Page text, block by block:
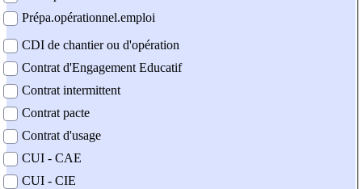
Prépa.opérationnel.emploi
CDI de chantier ou d'opération
Contrat d'Engagement Educatif
Contrat intermittent
Contrat pacte
Contrat d'usage
CUI - CAE
CUI - CIE